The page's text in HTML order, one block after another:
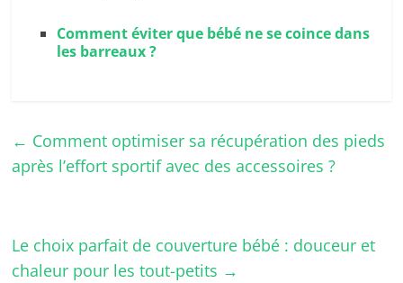
Comment éviter que bébé ne se coince dans
les barreaux ?
← Comment optimiser sa récupération des pieds
après l’effort sportif avec des accessoires ?
Le choix parfait de couverture bébé : douceur et
chaleur pour les tout-petits →